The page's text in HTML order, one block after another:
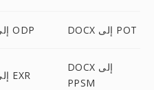
DOCX إلى ODP DOCX إلى POT
DOCX إلى EXR
DOCX إلى
PPSM